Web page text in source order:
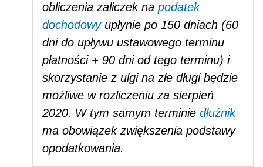
obliczenia zaliczek na podatek
dochodowyupłynie po 150 dniach (60
dni do upływu ustawowego terminu
płatności + 90 dni od tego terminu) i
skorzystanie z ulgi na złe długi będzie
możliwe w rozliczeniu za sierpień
2020. W tym samym terminie dłużnik
ma obowiązek zwiększenia podstawy
opodatkowania.